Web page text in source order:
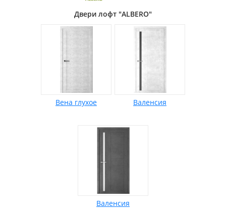
Двери лофт "ALBERO"
Вена глухое Валенсия
Валенсия